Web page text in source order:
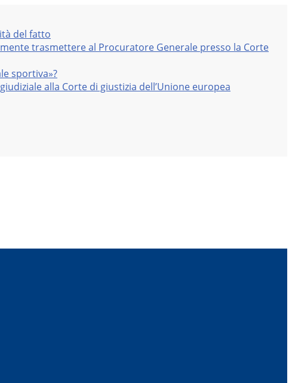
del fatto
trasmettere al Procuratore Generale presso la Corte
sportiva»?
alla Corte di giustizia dell’Unione europea